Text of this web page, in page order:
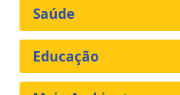
Saúde
Educação